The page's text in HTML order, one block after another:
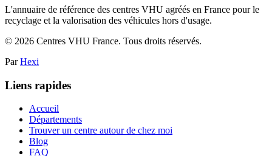
L'annuaire de référence des centres VHU agréés en France pour le
recyclage et la valorisation des véhicules hors d'usage.
© 2026 Centres VHU France. Tous droits réservés.
Par Hexi
Liens rapides
Accueil
Départements
Trouver un centre autour de chez moi
Blog
FAQ